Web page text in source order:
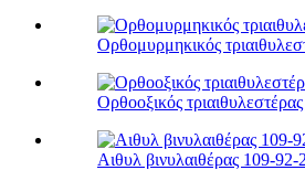
Ορθομυρμηκικός
Ορθοοξικός
Αιθυλ βινυλαιθέρας 109-92-2